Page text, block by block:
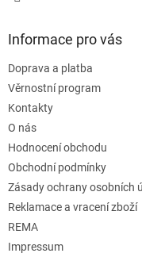
Informace pro vás
Doprava a platba
Věrnostní program
Kontakty
O nás
Hodnocení obchodu
Obchodní podmínky
Zásady ochrany osobních
Reklamace a vracení zboží
REMA
Impressum